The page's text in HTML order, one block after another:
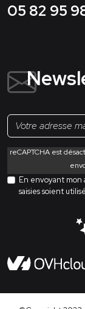
05 82 95
reCAPTCHA est
En envoyant mon
saisies soient